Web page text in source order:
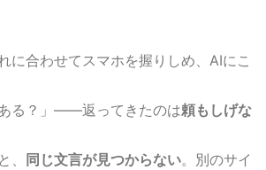
に合わせてスマホを握りしめ、AIにこ
ある？」——返ってきたのは頼もしげな
、
同じ文言が見つからない。別のサイ